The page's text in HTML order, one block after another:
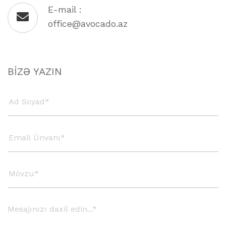
E-mail :
office@avocado.az
BIZƏ YAZIN